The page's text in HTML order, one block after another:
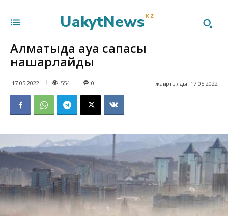
UakytNews KZ
Алматыда ауа сапасы
нашарлайды
17.05.2022 554 жаңартылды: 17.05.2022
0